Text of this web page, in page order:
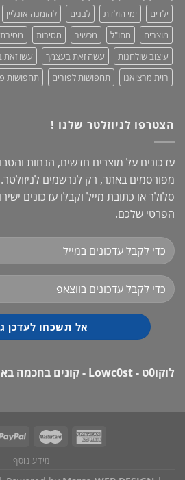
ילדים
ימי הולדת לבנים להזמנה אונליין
מוצרים
מחו"ל מכשיר מסיבות
עיצוב שולחנות
עשה זאת בעצמך עשו
רוית מרציאנו
תחפושות לפורים תחפושות
הצטרפו לניוזלטר שלנו !
עדכונים על מוצרים חדשים, הנחות
מפורסמים באתר, רק לנרשמים
סלולר או כתובת מייל וקבלו עדכונים
הפרטי שלכם.
לוקו0ט - Lowc0st - קונים בחכמה באינטרנט!
מידע נוסף